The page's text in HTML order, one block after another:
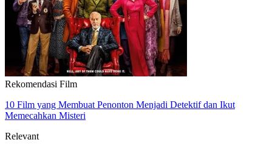
Rekomendasi Film
10 Film yang Membuat Penonton Menjadi Detektif dan Ikut
Memecahkan Misteri
Relevant